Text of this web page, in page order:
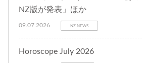
NZ版が発表」ほか
09.07.2026 NZ NEWS
Horoscope July 2026